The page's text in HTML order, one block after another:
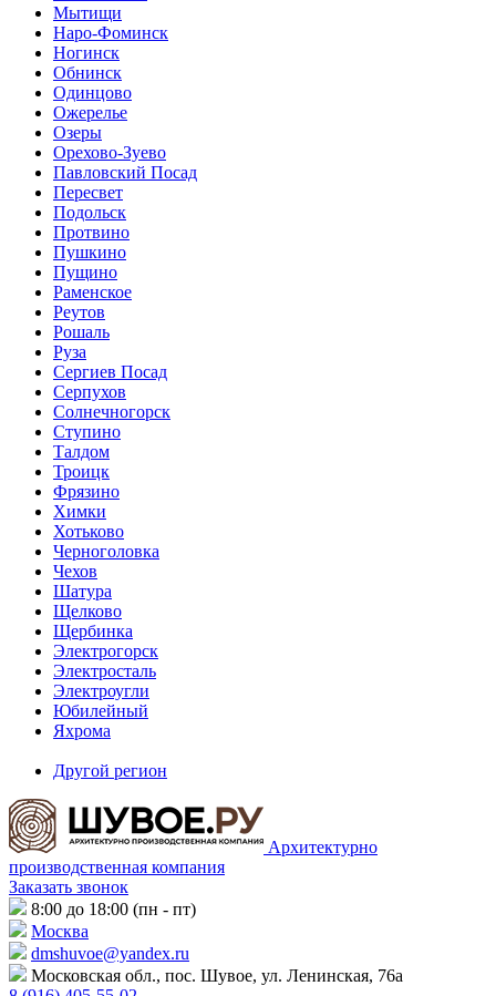
Мытищи
Наро-Фоминск
Ногинск
Обнинск
Одинцово
Ожерелье
Озеры
Орехово-Зуево
Павловский Посад
Пересвет
Подольск
Протвино
Пушкино
Пущино
Раменское
Реутов
Рошаль
Руза
Сергиев Посад
Серпухов
Солнечногорск
Ступино
Талдом
Троицк
Фрязино
Химки
Хотьково
Черноголовка
Чехов
Шатура
Щелково
Щербинка
Электрогорск
Электросталь
Электроугли
Юбилейный
Яхрома
Другой регион
Архитектурно
производственная компания
Заказать звонок
8:00 до 18:00 (пн - пт)
Москва
dmshuvoe@yandex.ru
Московская обл., пос. Шувое, ул. Ленинская, 76а